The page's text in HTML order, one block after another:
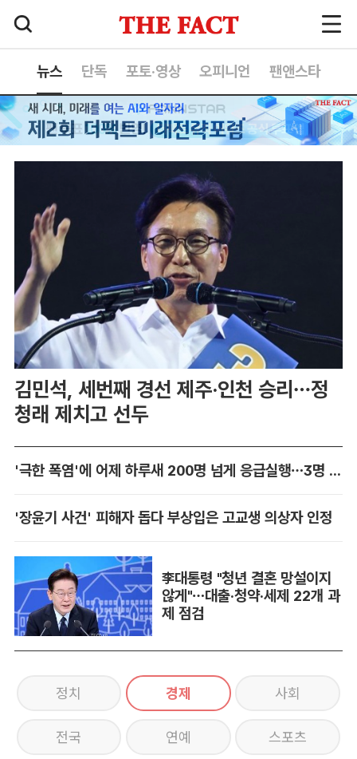
뉴스 단독 포토·영상 오피니언 팬앤스타
김민석, 세번째 경선 제주·인천 승리…정
청래 제치고 선두
'극한 폭염'에 어제 하루새 200명 넘게 응급실행…3명 사망
'장윤기 사건' 피해자 돕다 부상입은 고교생 의상자 인정
李대통령 "청년 결혼 망설이지
않게"…대출·청약·세제 22개 과
제 점검
정치 경제 사회
전국 연예 스포츠